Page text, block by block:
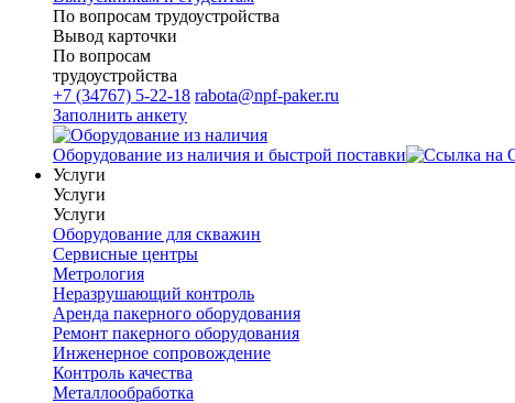
По вопросам трудоустройства
Вывод карточки
По вопросам
трудоустройства
+7 (34767) 5-22-18 rabota@npf-paker.ru
Заполнить анкету
Оборудование из наличия и быстрой поставки
Услуги
Услуги
Услуги
Оборудование для скважин
Сервисные центры
Метрология
Неразрушающий контроль
Аренда пакерного оборудования
Ремонт пакерного оборудования
Инженерное сопровождение
Контроль качества
Металлообработка